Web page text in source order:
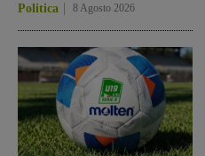
Politica 8 Agosto 2026